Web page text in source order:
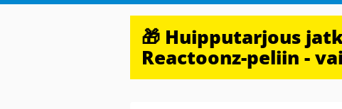
🎁 Huipputarjous
Reactoonz-peliin -